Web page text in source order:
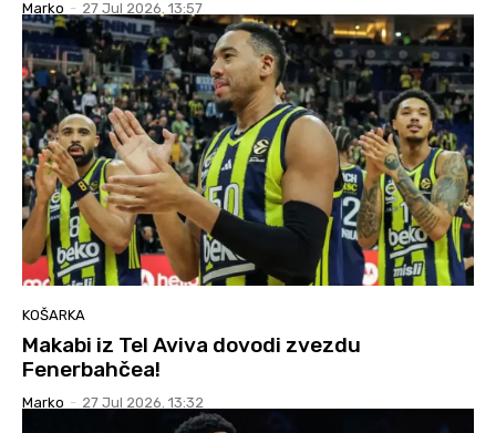
Marko - 27 Jul 2026. 13:57
KOŠARKA
Makabi iz Tel Aviva dovodi zvezdu
Fenerbahčea!
Marko - 27 Jul 2026. 13:32